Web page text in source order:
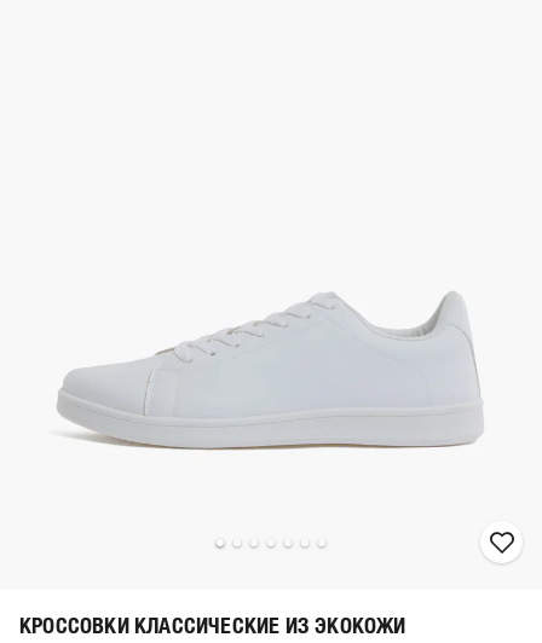
КРОССОВКИ КЛАССИЧЕСКИЕ ИЗ ЭКОКОЖИ